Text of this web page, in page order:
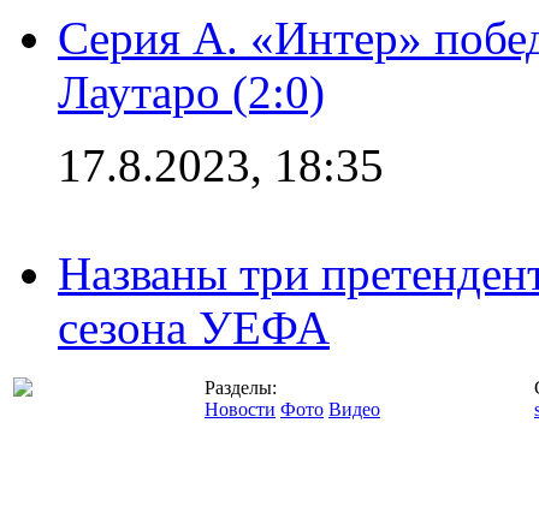
Серия А. «Интер»
Лаутаро (2:0)
17.8.2023, 18:35
Названы три
сезона УЕФА
Разделы:
Новости Фото Видео